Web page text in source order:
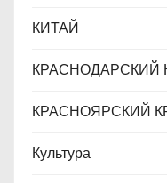
КИТАЙ
КРАСНОДАРСКИЙ
КРАСНОЯРСКИЙ
Культура